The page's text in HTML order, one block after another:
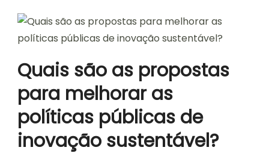
Quais são as propostas
para melhorar as
políticas públicas de
inovação sustentável?